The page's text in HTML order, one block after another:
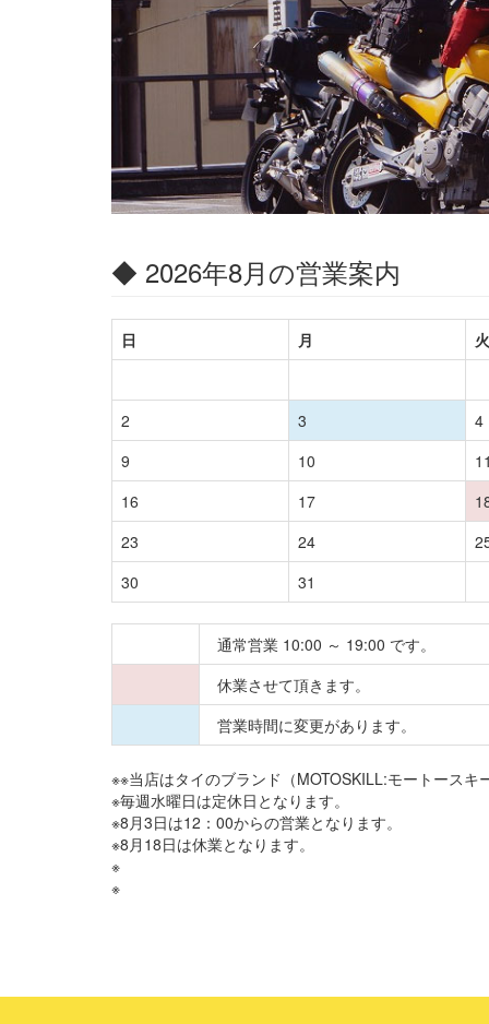
◆ 2026年8月の営業案内
日 月 火
2
3 4
9
10 11
16
17
23
24
30
31
通常営業 10:00 ～ 19:00 です。
休業させて頂きます。
営業時間に変更があります。
※※当店はタイのブランド（MOTOSKILL:モートースキ
※毎週水曜日は定休日となります。
※8月3日は12：00からの営業となります。
※8月18日は休業となります。
※
※